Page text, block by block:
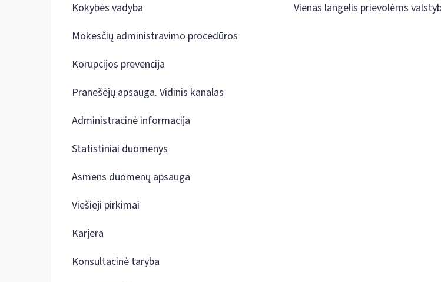
Kokybės vadyba
Mokesčių administravimo procedūros
Korupcijos prevencija
Pranešėjų apsauga. Vidinis kanalas
Administracinė informacija
Statistiniai duomenys
Asmens duomenų apsauga
Viešieji pirkimai
Karjera
Konsultacinė taryba
Vienas langelis prievolėms